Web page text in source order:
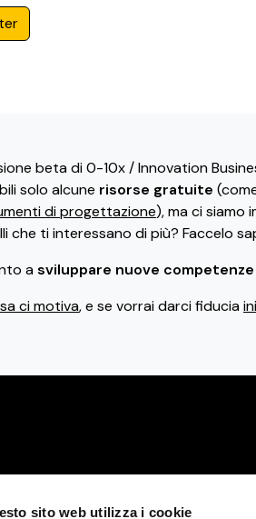
sito web utilizza i cookie
beta di 0-10x / Innovation
solo alcune risorse gratuite
di progettazione), ma ci siamo
che ti interessano di più? Faccelo
asviluppare nuove
ci motiva, e se vorrai darci fiducia
i